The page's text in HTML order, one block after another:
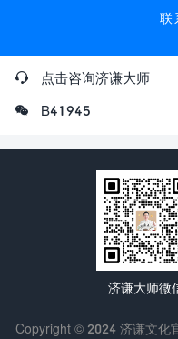
联
 点击咨询济谦大师
 B41945
济谦大师微
Copyright © 2024 济谦文化